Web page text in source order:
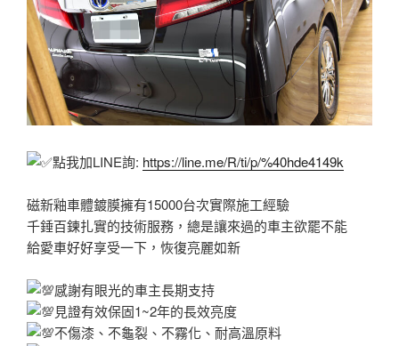
點我加LINE詢: https://line.me/R/ti/p/%40hde4149k
磁新釉車體鍍膜擁有15000台次實際施工經驗
千錘百鍊扎實的技術服務，總是讓來過的車主欲罷不能
給愛車好好享受一下，恢復亮麗如新
感謝有眼光的車主長期支持
見證有效保固1~2年的長效亮度
不傷漆、不龜裂、不霧化、耐高溫原料